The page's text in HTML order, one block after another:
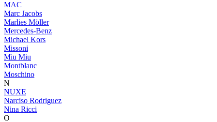
MAC
Marc Jacobs
Marlies Möller
Mercedes-Benz
Michael Kors
Missoni
Miu Miu
Montblanc
Moschino
N
NUXE
Narciso Rodriguez
Nina Ricci
O